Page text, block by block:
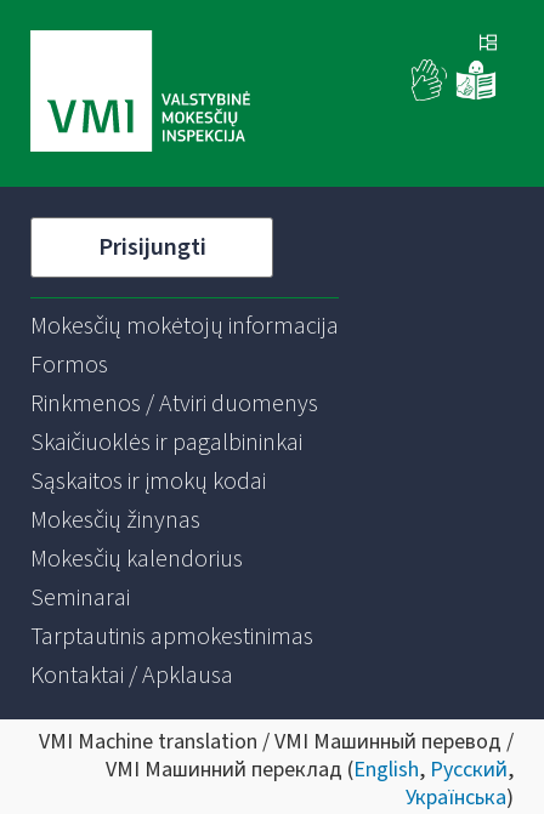
Prisijungti
Mokesčių mokėtojų informacija
Formos
Rinkmenos / Atviri duomenys
Skaičiuoklės ir pagalbininkai
Sąskaitos ir įmokų kodai
Mokesčių žinynas
Mokesčių kalendorius
Seminarai
Tarptautinis apmokestinimas
Kontaktai / Apklausa
VMI Machine translation / VMI Машинный перевод /
VMI Машинний переклад (English, Русский,
Українська)